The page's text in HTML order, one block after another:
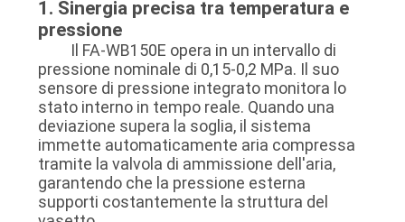
1. Sinergia precisa tra temperatura e
pressione
Il FA-WB150E opera in un intervallo di
pressione nominale di 0,15-0,2 MPa. Il suo
sensore di pressione integrato monitora lo
stato interno in tempo reale. Quando una
deviazione supera la soglia, il sistema
immette automaticamente aria compressa
tramite la valvola di ammissione dell'aria,
garantendo che la pressione esterna
supporti costantemente la struttura del